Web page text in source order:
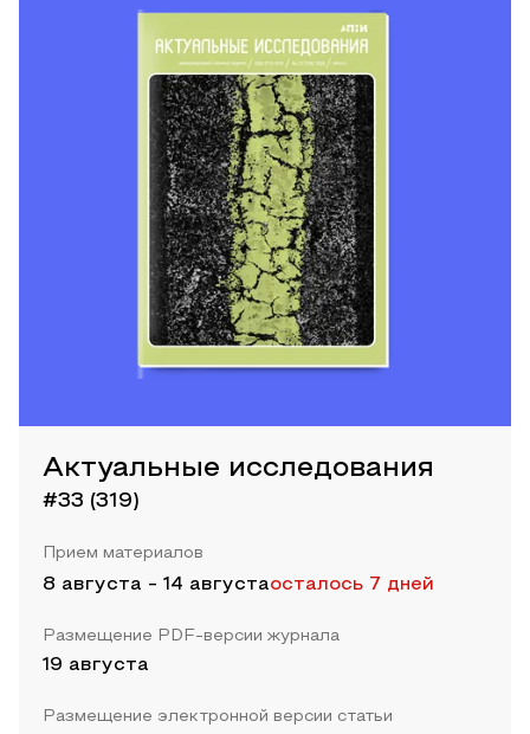
Актуальные исследования
#33 (319)
Прием материалов
8 августа - 14 августаосталось 7 дней
Размещение PDF-версии журнала
19 августа
Размещение электронной версии статьи